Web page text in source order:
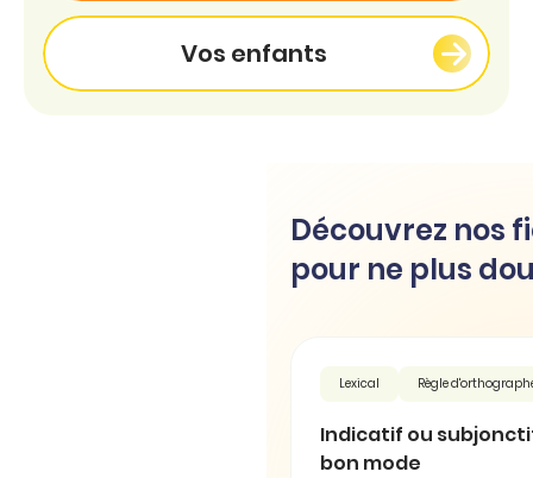
Vos enfants
Découvrez nos
pour ne plus
Lexical Règle
Indicatif ou
bon mode